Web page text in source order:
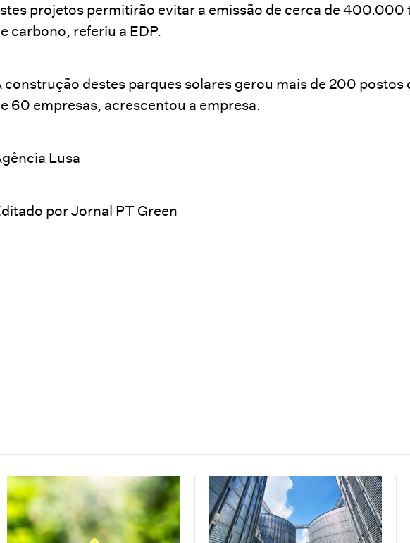
projetos permitirão evitar a emissão de cerca de 400.000
carbono, referiu a EDP.
construção destes parques solares gerou mais de 200 postos
60 empresas, acrescentou a empresa.
Lusa
por Jornal PT Green